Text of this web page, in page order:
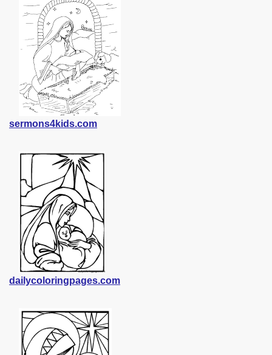
sermons4kids.com
dailycoloringpages.com